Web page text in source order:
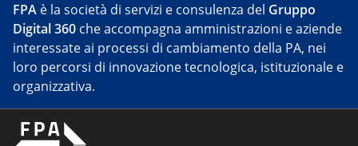
FPA è la società di servizi e consulenza del Gruppo
Digital 360 che accompagna amministrazioni e aziende
interessate ai processi di cambiamento della PA, nei
loro percorsi di innovazione tecnologica, istituzionale e
organizzativa.